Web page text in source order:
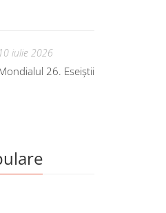
10 iulie 2026
26. Eseiștii